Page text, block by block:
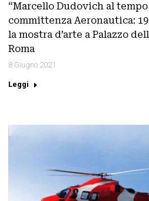
“Marcello Dudovich al
committenza Aeronautica:
la mostra d’arte a Palazzo
Roma
8 Giugno 2021
Leggi